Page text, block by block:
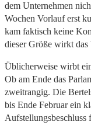
dem Unternehmen
Wochen Vorlauf erst
kam faktisch keine
dieser Größe wirkt das
Üblicherweise wirbt
Ob am Ende das
zweitrangig. Die
bis Ende Februar ein
Aufstellungsbeschluss